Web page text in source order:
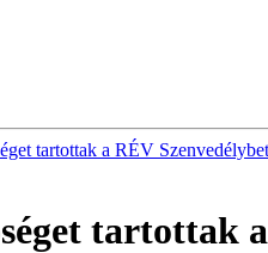
tartottak a RÉV
tartottak